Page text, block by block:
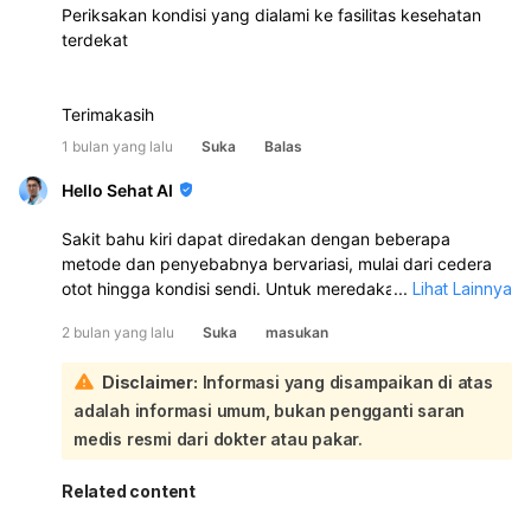
Periksakan kondisi yang dialami ke fasilitas kesehatan
terdekat
Terimakasih
1 bulan yang lalu Suka Balas
Hello Sehat AI
Sakit bahu kiri dapat diredakan dengan beberapa
metode dan penyebabnya bervariasi, mulai dari cedera
otot hingga kondisi sendi. Untuk meredakan sakit bahu,
tekanan, dan mengangkat area yang cedera), melakukan
fisioterapi, mengonsumsi obat pereda nyeri seperti aspirin
atau ibuprofen, serta melakukan peregangan sederhana:
Penyebab sakit bahu kiri bisa sangat beragam, dan ada
beberapa masalah khusus pada bahu yang mungkin
menjadi pemicunya:
Robekan rotator cuff
... Lihat Lainnya
2 bulan yang lalu Suka masukan
Disclaimer: Informasi yang disampaikan di atas
adalah informasi umum, bukan pengganti saran
medis resmi dari dokter atau pakar.
Related content